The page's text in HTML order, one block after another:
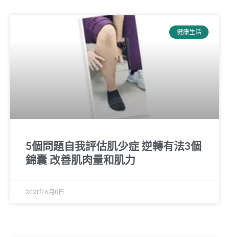
健康生活
5個問題自我評估肌少症 逆轉有法3個
錦囊 改善肌肉量和肌力
2021年6月8日